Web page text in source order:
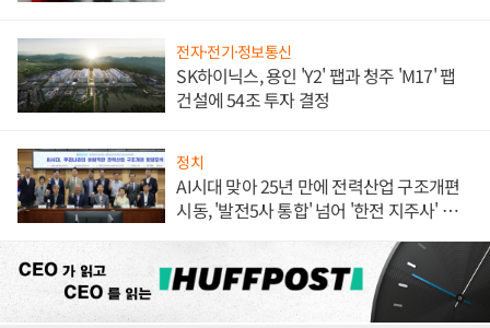
전자·전기·정보통신
SK하이닉스, 용인 'Y2' 팹과 청주 'M17' 팹
건설에 54조 투자 결정
정치
AI시대 맞아 25년 만에 전력산업 구조개편
시동, '발전5사 통합' 넘어 '한전 지주사' 재편